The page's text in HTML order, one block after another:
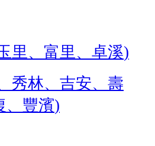
里、富里、卓溪)
秀林、吉安、壽
、豐濱)